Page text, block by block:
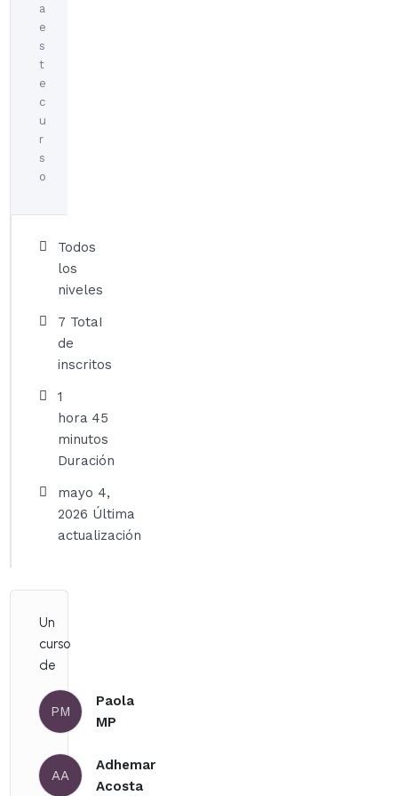
a
e
s
t
e
c
u
r
s
o
Todos
los
niveles
7 TotaI
de
inscritos
1
hora 45
minutos
Duración
mayo 4,
2026 Última
actualización
Un
curso
de
PM
Paola
MP
AA
Adhemar
Acosta